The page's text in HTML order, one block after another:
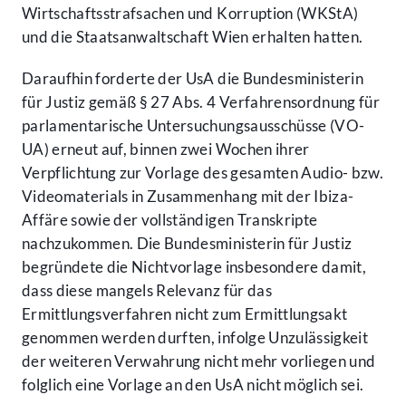
Wirtschaftsstrafsachen und Korruption (WKStA)
und die Staatsanwaltschaft Wien erhalten hatten.
Daraufhin forderte der UsA die Bundesministerin
für Justiz gemäß § 27 Abs. 4 Verfahrensordnung für
parlamentarische Untersuchungsausschüsse (VO-
UA) erneut auf, binnen zwei Wochen ihrer
Verpflichtung zur Vorlage des gesamten Audio- bzw.
Videomaterials in Zusammenhang mit der Ibiza-
Affäre sowie der vollständigen Transkripte
nachzukommen. Die Bundesministerin für Justiz
begründete die Nichtvorlage insbesondere damit,
dass diese mangels Relevanz für das
Ermittlungsverfahren nicht zum Ermittlungsakt
genommen werden durften, infolge Unzulässigkeit
der weiteren Verwahrung nicht mehr vorliegen und
folglich eine Vorlage an den UsA nicht möglich sei.